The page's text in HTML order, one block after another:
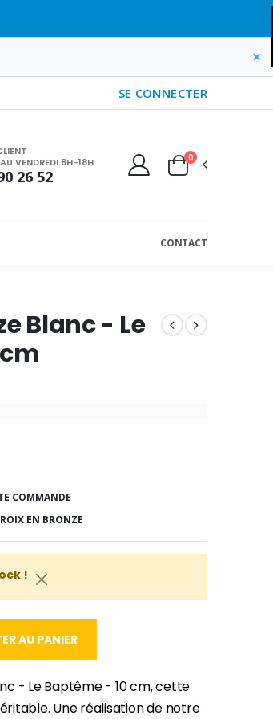
×
SE CONNECTER
VENDREDI 8H-18H
26 52
0
CONTACT
Blanc - Le
COMMANDE
EN BRONZE
!
AU PANIER
- Le Baptême - 10 cm, cette
Une réalisation de notre